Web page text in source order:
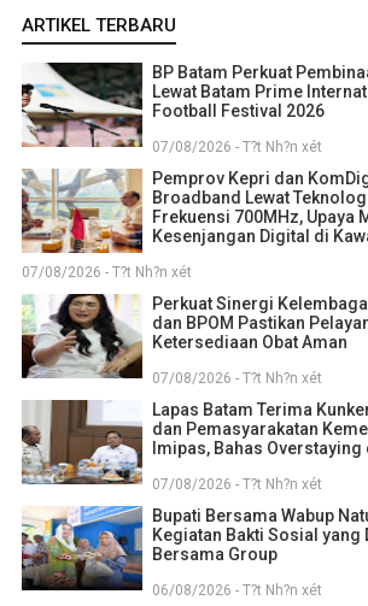
ARTIKEL TERBARU
BP Batam Perkuat
Lewat Batam Prime
Football Festival 2026
07/08/2026 - T?t Nh?n xét
Pemprov Kepri dan
Broadband Lewat
Frekuensi 700MHz, Upaya
Kesenjangan Digital di
07/08/2026 - T?t Nh?n xét
Perkuat Sinergi
dan BPOM Pastikan
Ketersediaan Obat Aman
07/08/2026 - T?t Nh?n xét
Lapas Batam Terima
dan Pemasyarakatan
Imipas, Bahas Overstaying
07/08/2026 - T?t Nh?n xét
Bupati Bersama Wabup
Kegiatan Bakti Sosial yang
Bersama Group
06/08/2026 - T?t Nh?n xét